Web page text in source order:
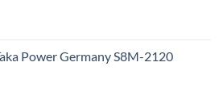
Power Germany S8M-2120